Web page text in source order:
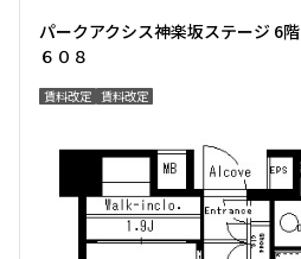
パークアクシス神楽坂ステージ 6階
６０８
賃料改定 賃料改定